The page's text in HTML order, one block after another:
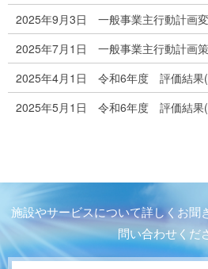
2025年9月3日 一般事業主行動計画
2025年7月1日 一般事業主行動計画
2025年4月1日 令和6年度 評価結果(
2025年5月1日 令和6年度 評価結果(
施設やサービスについて詳しくお聞
問い合わせくだ